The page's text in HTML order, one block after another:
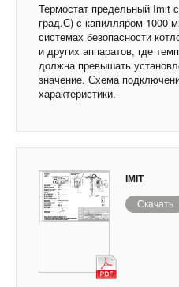
Термостат предельный Imit
град.С) с капилляром 1000
системах безопасности
и других аппаратов, где
должна превышать
значение. Схема
характеристики.
IMIT
Скачать